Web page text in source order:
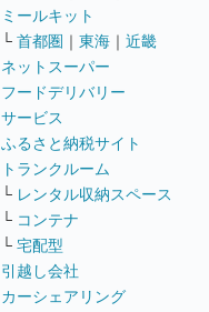
ミールキット
└ 首都圏 ｜ 東海 ｜ 近畿
ネットスーパー
フードデリバリー
サービス
ふるさと納税サイト
トランクルーム
└ レンタル収納スペース
└ コンテナ
└ 宅配型
引越し会社
カーシェアリング